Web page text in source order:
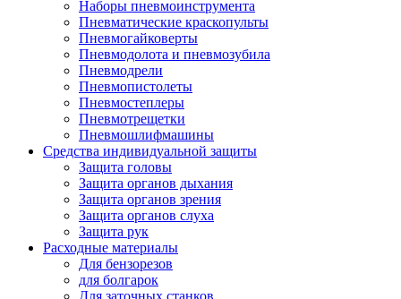
Наборы пневмоинструмента
Пневматические краскопульты
Пневмогайковерты
Пневмодолота и пневмозубила
Пневмодрели
Пневмопистолеты
Пневмостеплеры
Пневмотрещетки
Пневмошлифмашины
Средства индивидуальной защиты
Защита головы
Защита органов дыхания
Защита органов зрения
Защита органов слуха
Защита рук
Расходные материалы
Для бензорезов
для болгарок
Для заточных станков